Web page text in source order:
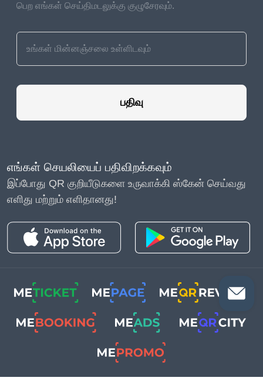
பெற எங்கள் செய்திமடலுக்கு குழுசேரவும்.
பதிவு
எங்கள் செயலியைப் பதிவிறக்கவும்
இப்போது QR குறியீடுகளை உருவாக்கி ஸ்கேன் செய்வது
எளிது மற்றும் எளிதானது!